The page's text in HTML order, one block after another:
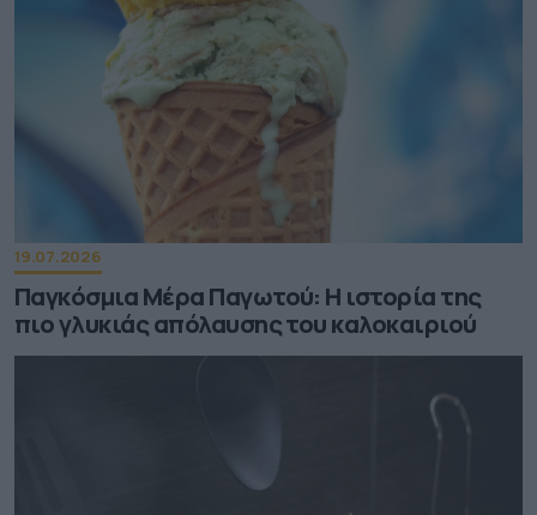
19.07.2026
Παγκόσμια Μέρα Παγωτού: Η ιστορία της
πιο γλυκιάς απόλαυσης του καλοκαιριού